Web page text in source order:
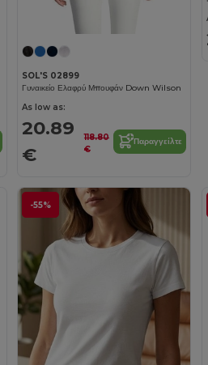
SOL'S 02899
Γυναικείο Ελαφρύ Μπουφάν Down Wilson
As low as:
20.89
€
118.80
€
Παραγγείλτε
-55%